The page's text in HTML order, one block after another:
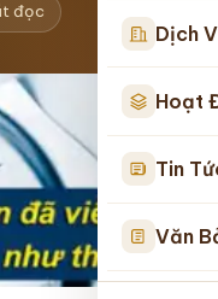
Dịch
Hoạt
Tin
Văn
đọc